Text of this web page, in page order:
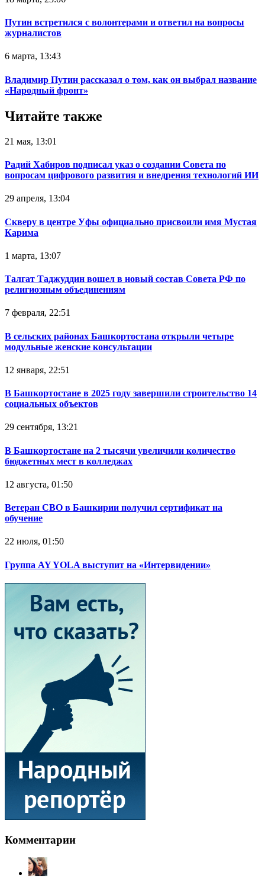
Путин встретился с волонтерами и ответил на вопросы
журналистов
6 марта, 13:43
Владимир Путин рассказал о том, как он выбрал название
«Народный фронт»
Читайте также
21 мая, 13:01
Радий Хабиров подписал указ о создании Совета по
вопросам цифрового развития и внедрения технологий ИИ
29 апреля, 13:04
Скверу в центре Уфы официально присвоили имя Мустая
Карима
1 марта, 13:07
Талгат Таджуддин вошел в новый состав Совета РФ по
религиозным объединениям
7 февраля, 22:51
В сельских районах Башкортостана открыли четыре
модульные женские консультации
12 января, 22:51
В Башкортостане в 2025 году завершили строительство 14
социальных объектов
29 сентября, 13:21
В Башкортостане на 2 тысячи увеличили количество
бюджетных мест в колледжах
12 августа, 01:50
Ветеран СВО в Башкирии получил сертификат на
обучение
22 июля, 01:50
Группа AY YOLA выступит на «Интервидении»
Комментарии